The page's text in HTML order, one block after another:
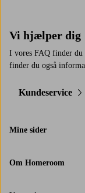
Vi hjælper dig
I vores FAQ finder du
finder du også
Kundeservice
Mine sider
Om Homeroom